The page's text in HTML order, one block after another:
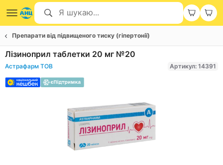
Препарати від підвищеного тиску (гіпертонії)
Лізиноприл таблетки 20 мг №20
Астрафарм ТОВ Артикул: 14391